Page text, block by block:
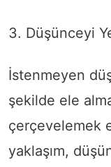
3. Düşünceyi
İstenmeyen
şekilde ele
çerçevelemek
yaklaşım,